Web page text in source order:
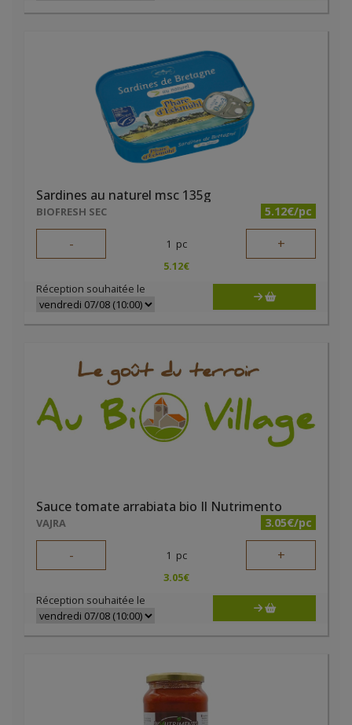
Sardines au naturel msc 135g
BIOFRESH SEC 5.12€/pc
- 1 pc +
5.12€
Réception souhaitée le
Sauce tomate arrabiata bio Il Nutrimento
VAJRA 3.05€/pc
- 1 pc +
3.05€
Réception souhaitée le